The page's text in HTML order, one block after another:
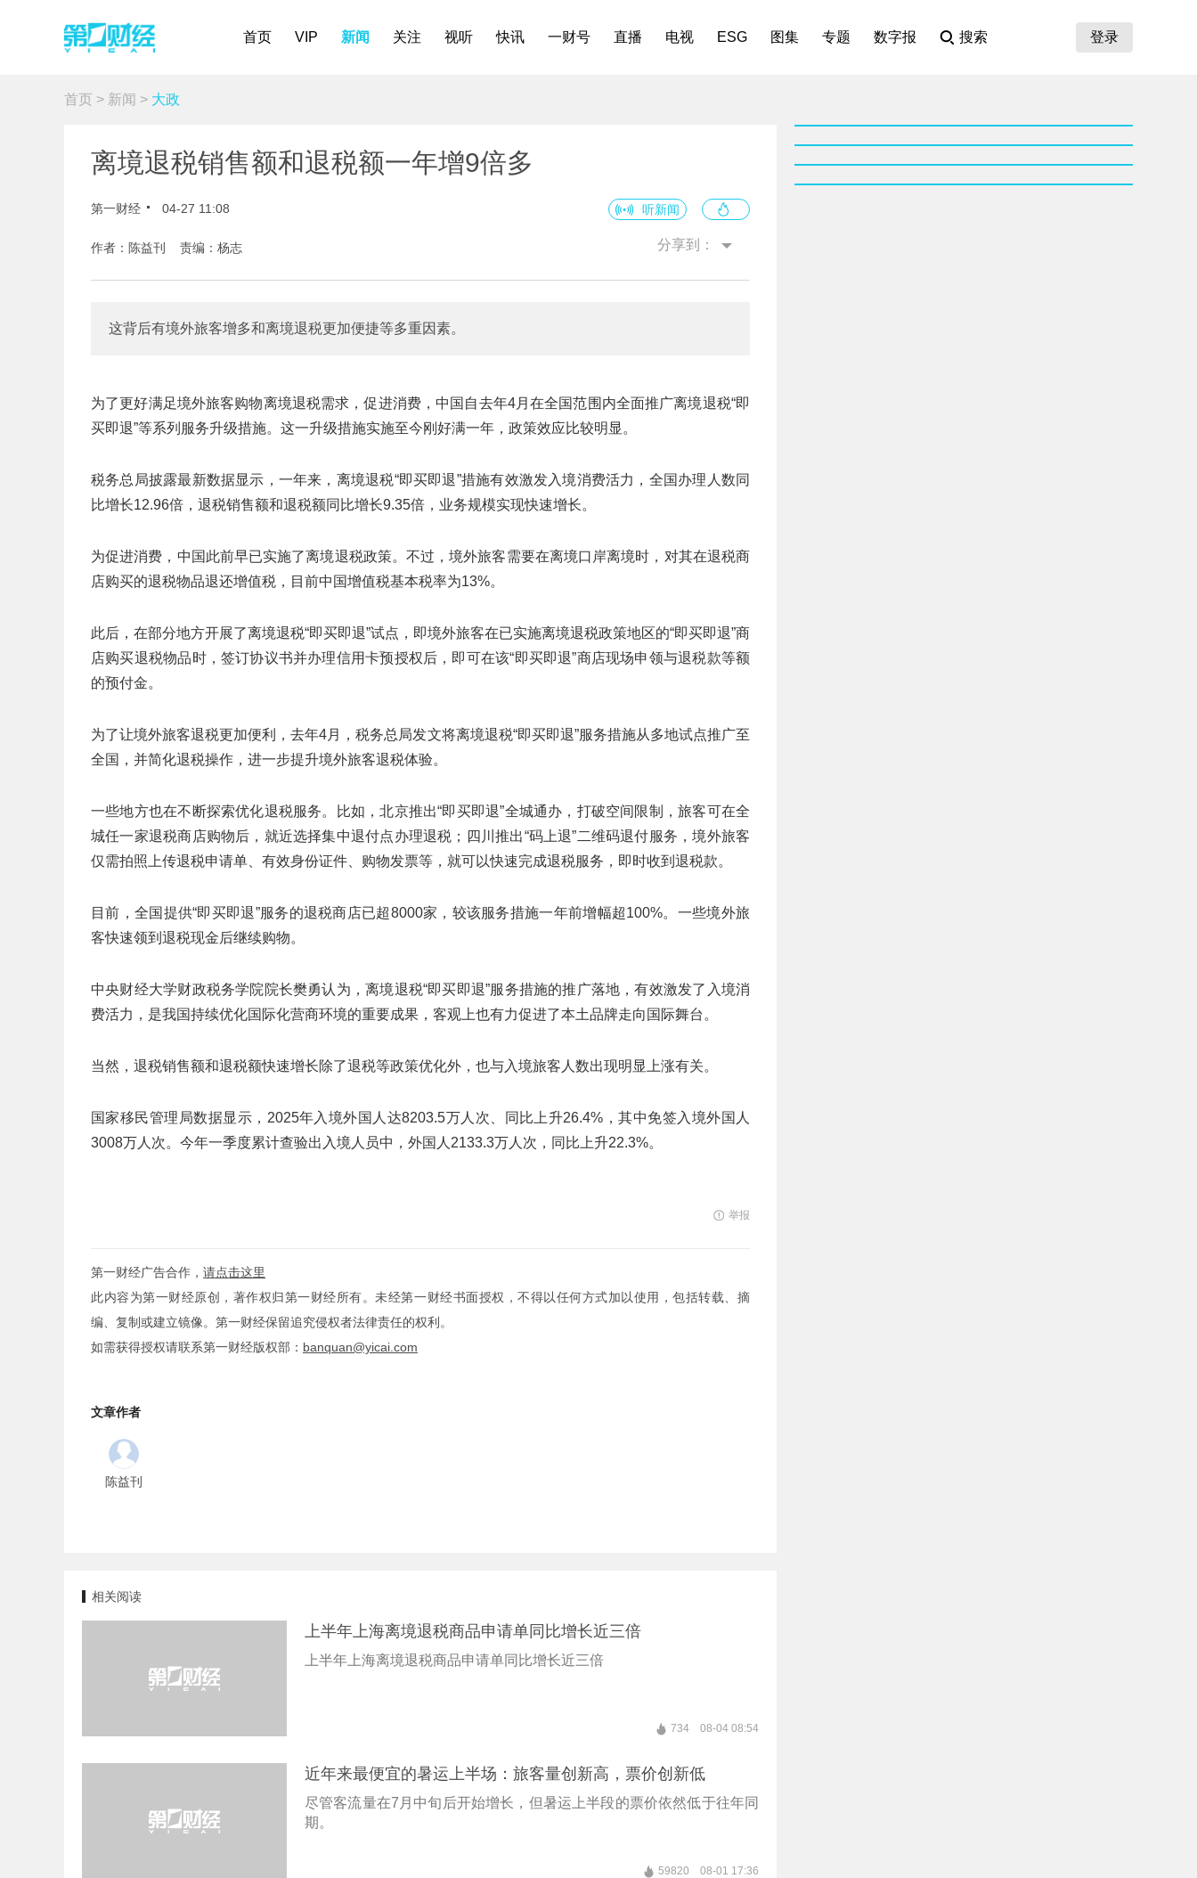
首页 VIP 新闻 关注 视听 快讯 一财号 直播 电视 ESG 图集 专题 数字报 搜索 登录
首页 > 新闻 > 大政
离境退税销售额和退税额一年增9倍多
第一财经 04-27 11:08 听新闻
作者：陈益刊 责编：杨志 分享到：
这背后有境外旅客增多和离境退税更加便捷等多重因素。
为了更好满足境外旅客购物离境退税需求，促进消费，中国自去年4月在全国范围内全面推广离境退税“即
买即退”等系列服务升级措施。这一升级措施实施至今刚好满一年，政策效应比较明显。
税务总局披露最新数据显示，一年来，离境退税“即买即退”措施有效激发入境消费活力，全国办理人数同
比增长12.96倍，退税销售额和退税额同比增长9.35倍，业务规模实现快速增长。
为促进消费，中国此前早已实施了离境退税政策。不过，境外旅客需要在离境口岸离境时，对其在退税商
店购买的退税物品退还增值税，目前中国增值税基本税率为13%。
此后，在部分地方开展了离境退税“即买即退”试点，即境外旅客在已实施离境退税政策地区的“即买即退”商
店购买退税物品时，签订协议书并办理信用卡预授权后，即可在该“即买即退”商店现场申领与退税款等额
的预付金。
为了让境外旅客退税更加便利，去年4月，税务总局发文将离境退税“即买即退”服务措施从多地试点推广至
全国，并简化退税操作，进一步提升境外旅客退税体验。
一些地方也在不断探索优化退税服务。比如，北京推出“即买即退”全城通办，打破空间限制，旅客可在全
城任一家退税商店购物后，就近选择集中退付点办理退税；四川推出“码上退”二维码退付服务，境外旅客
仅需拍照上传退税申请单、有效身份证件、购物发票等，就可以快速完成退税服务，即时收到退税款。
目前，全国提供“即买即退”服务的退税商店已超8000家，较该服务措施一年前增幅超100%。一些境外旅
客快速领到退税现金后继续购物。
中央财经大学财政税务学院院长樊勇认为，离境退税“即买即退”服务措施的推广落地，有效激发了入境消
费活力，是我国持续优化国际化营商环境的重要成果，客观上也有力促进了本土品牌走向国际舞台。
当然，退税销售额和退税额快速增长除了退税等政策优化外，也与入境旅客人数出现明显上涨有关。
国家移民管理局数据显示，2025年入境外国人达8203.5万人次、同比上升26.4%，其中免签入境外国人
3008万人次。今年一季度累计查验出入境人员中，外国人2133.3万人次，同比上升22.3%。
举报
第一财经广告合作， 请点击这里
此内容为第一财经原创，著作权归第一财经所有。未经第一财经书面授权，不得以任何方式加以使用，包括转载、摘
编、复制或建立镜像。第一财经保留追究侵权者法律责任的权利。
如需获得授权请联系第一财经版权部： banquan@yicai.com
文章作者
陈益刊
相关阅读
上半年上海离境退税商品申请单同比增长近三倍
上半年上海离境退税商品申请单同比增长近三倍
734 08-04 08:54
近年来最便宜的暑运上半场：旅客量创新高，票价创新低
尽管客流量在7月中旬后开始增长，但暑运上半段的票价依然低于往年同
期。
59820 08-01 17:36